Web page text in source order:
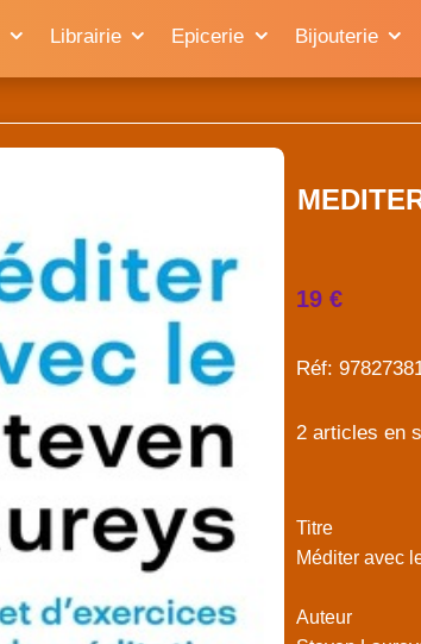
Librairie Epicerie Bijouterie
19 €
Réf:
2 articles en
Titre
Méditer avec
Auteur